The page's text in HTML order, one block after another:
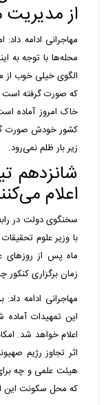
از
مهاجرانی ادامه
محله‌ها با توجه به
الگوی خیلی خوب از
که صورت گرفته
خاک امروز آماده
کشور خودش صورت
زیر بار ظلم نمی‌رود.
شانزدهم
اعلام
با وزیر علوم
ماه پس از روزهای
زمان برگزاری
مهاجرانی ادامه
این تمهیدات
اعلام خواهد شد.
اثر تجاوز رژیم
هیئت علمی و چه برای
که محل سکونت این